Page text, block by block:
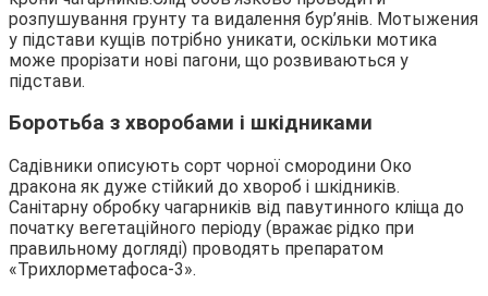
розпушування грунту та видалення бур’янів. Мотыжения
у підстави кущів потрібно уникати, оскільки мотика
може прорізати нові пагони, що розвиваються у
підстави.
Боротьба з хворобами і шкідниками
Садівники описують сорт чорної смородини Око
дракона як дуже стійкий до хвороб і шкідників.
Санітарну обробку чагарників від павутинного кліща до
початку вегетаційного періоду (вражає рідко при
правильному догляді) проводять препаратом
«Трихлорметафоса-3».